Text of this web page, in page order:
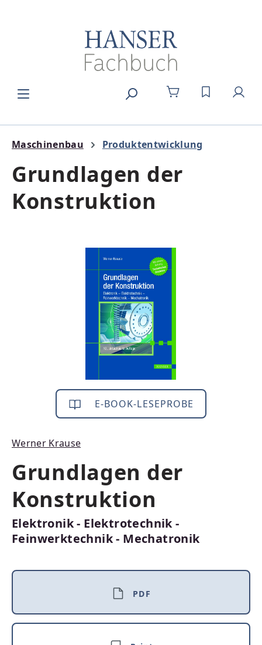
DU HAST 0
Maschinenbau Produktentwicklung
Grundlagen der
Konstruktion
Bildergalerie überspringen
E-BOOK-LESEPROBE
Werner Krause
Grundlagen der
Konstruktion
Elektronik - Elektrotechnik -
Feinwerktechnik - Mechatronik
PDF